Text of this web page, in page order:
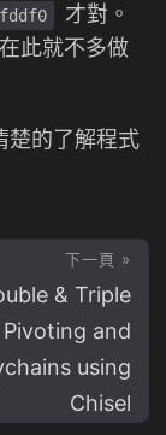
才對。
此就不多做
楚的了解程式
下一頁 »
& Triple
Pivoting and
using
Chisel